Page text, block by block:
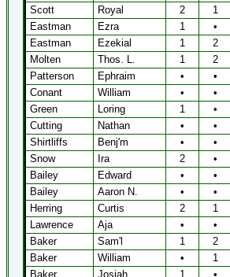
Scott
Royal 2 1
Eastman
Ezra 1 •
Eastman
Ezekial 1 2
Molten
Thos. L. 1 2
Patterson
Ephraim • •
Conant
William • •
Green
Loring 1 •
Cutting
Nathan • •
Shirtliffs
Benj'm • •
Snow
Ira 2 •
Bailey
Edward • •
Bailey
Aaron N. • •
Herring
Curtis 2 1
Lawrence
Aja • •
Baker
Sam'l 1 2
Baker
William • 1
Baker
Josiah 1 •